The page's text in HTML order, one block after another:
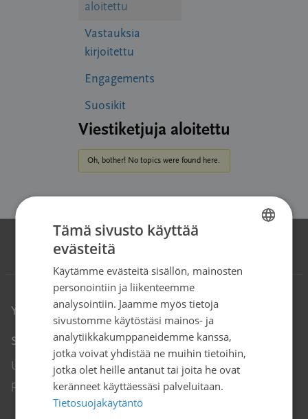
aloitettu
Vastauksia
kirjoitettu
Engagements
Suosikit
Viestiketjuja aloitettu
Oh, bother! No topics were found here.
Yhteystiedot
Syöpäjärjestöt
Unioninkatu 22, 00130 Helsinki
puh. 09 135 331
SWEDISH
Tämä sivusto käyttää
evästeitä
Käytämme evästeitä sisällön, mainosten
personointiin ja liikenteemme
analysointiin. Jaamme myös tietoja
sivustomme käytöstäsi mainos- ja
analytiikkakumppaneidemme kanssa,
jotka voivat yhdistää ne muihin tietoihin,
jotka olet heille antanut tai joita he ovat
keränneet käyttäessäsi palveluitaan.
Tietosuojakäytäntö